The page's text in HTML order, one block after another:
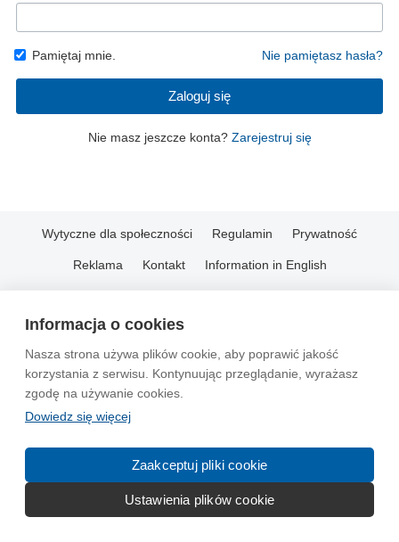
Informacja o cookies
Nasza strona używa plików cookie, aby poprawić jakość
korzystania z serwisu. Kontynuując przeglądanie, wyrażasz
zgodę na używanie cookies.
Dowiedz się więcej
Zaakceptuj pliki cookie
Ustawienia plików cookie
Pamiętaj mnie. Nie pamiętasz hasła?
Zaloguj się
Nie masz jeszcze konta? Zarejestruj się
Wytyczne dla społeczności Regulamin Prywatność
Reklama Kontakt Information in English